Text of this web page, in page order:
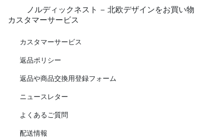
ノルディックネスト - 北欧デザインをお買い物
カスタマーサービス
カスタマーサービス
返品ポリシー
返品や商品交換用登録フォーム
ニュースレター
よくあるご質問
配送情報